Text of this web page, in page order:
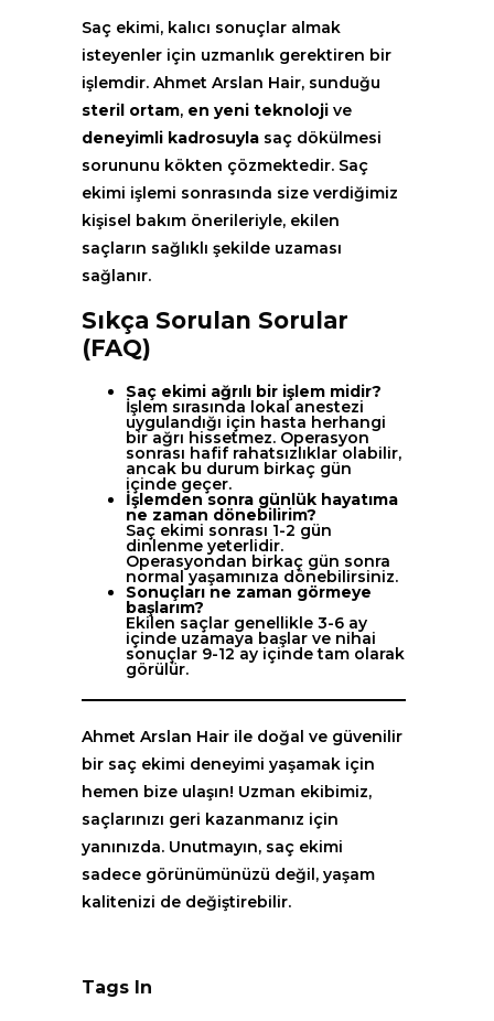
Saç ekimi, kalıcı sonuçlar almak
isteyenler için uzmanlık gerektiren bir
işlemdir. Ahmet Arslan Hair, sunduğu
steril ortam, en yeni teknoloji ve
deneyimli kadrosuyla saç dökülmesi
sorununu kökten çözmektedir. Saç
ekimi işlemi sonrasında size verdiğimiz
kişisel bakım önerileriyle, ekilen
saçların sağlıklı şekilde uzaması
sağlanır.
Sıkça Sorulan Sorular
(FAQ)
Saç ekimi ağrılı bir işlem midir?
İşlem sırasında lokal anestezi
uygulandığı için hasta herhangi
bir ağrı hissetmez. Operasyon
sonrası hafif rahatsızlıklar olabilir,
ancak bu durum birkaç gün
içinde geçer.
İşlemden sonra günlük hayatıma
ne zaman dönebilirim?
Saç ekimi sonrası 1-2 gün
dinlenme yeterlidir.
Operasyondan birkaç gün sonra
normal yaşamınıza dönebilirsiniz.
Sonuçları ne zaman görmeye
başlarım?
Ekilen saçlar genellikle 3-6 ay
içinde uzamaya başlar ve nihai
sonuçlar 9-12 ay içinde tam olarak
görülür.
Ahmet Arslan Hair ile doğal ve güvenilir
bir saç ekimi deneyimi yaşamak için
hemen bize ulaşın! Uzman ekibimiz,
saçlarınızı geri kazanmanız için
yanınızda. Unutmayın, saç ekimi
sadece görünümünüzü değil, yaşam
kalitenizi de değiştirebilir.
Tags In